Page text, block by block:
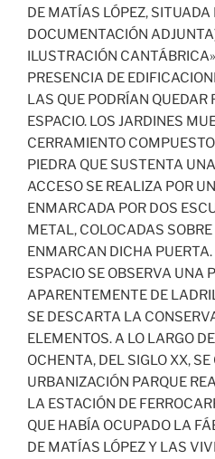
DE MATÍAS LÓPEZ, SITUADA
DOCUMENTACIÓN
ILUSTRACIÓN
PRESENCIA DE
LAS QUE PODRÍAN QUEDAR
ESPACIO. LOS JARDINES
CERRAMIENTO
PIEDRA QUE SUSTENTA
ACCESO SE REALIZA POR
ENMARCADA POR DOS
METAL, COLOCADAS
ENMARCAN DICHA PUERTA.
ESPACIO SE OBSERVA UNA
APARENTEMENTE DE
SE DESCARTA LA
ELEMENTOS. A LO LARGO
OCHENTA, DEL SIGLO XX,
URBANIZACIÓN PARQUE
LA ESTACIÓN DE
QUE HABÍA OCUPADO LA
DE MATÍAS LÓPEZ Y LAS